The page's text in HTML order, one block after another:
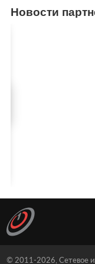
Новости
© 2011-2026, Сетевое